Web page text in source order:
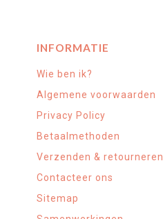
INFORMATIE
Wie ben ik?
Algemene voorwaarden
Privacy Policy
Betaalmethoden
Verzenden & retourneren
Contacteer ons
Sitemap